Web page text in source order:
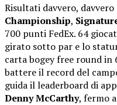
Risultati davvero,
Championship,
700 punti FedEx. 64
girato sotto par e lo
carta bogey free round
battere il record del
guida il leaderboard di
Denny McCarthy, fermo